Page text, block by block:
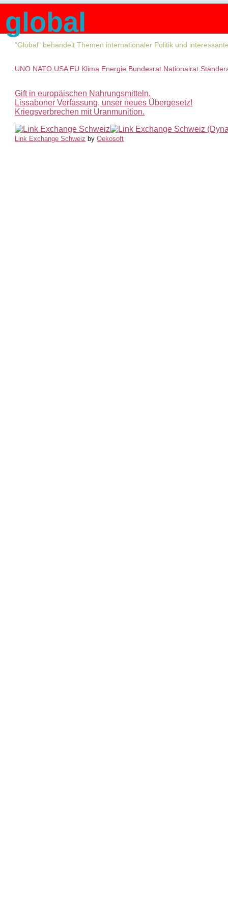
global
"Global" behandelt Themen internationaler Politik und
UNO NATO USA EU Klima Energie Bundesrat Nationalrat
Gift in europäischen Nahrungsmitteln.
Lissaboner Verfassung, unser neues Übergesetz!
Kriegsverbrechen mit Uranmunition.
Link Exchange Schweiz byOekosoft